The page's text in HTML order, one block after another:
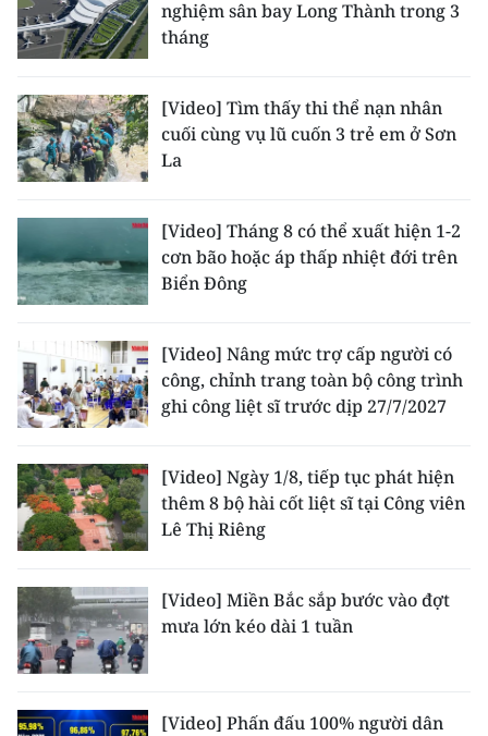
nghiệm sân bay Long Thành trong 3
tháng
[Video] Tìm thấy thi thể nạn nhân
cuối cùng vụ lũ cuốn 3 trẻ em ở Sơn
La
[Video] Tháng 8 có thể xuất hiện 1-2
cơn bão hoặc áp thấp nhiệt đới trên
Biển Đông
[Video] Nâng mức trợ cấp người có
công, chỉnh trang toàn bộ công trình
ghi công liệt sĩ trước dịp 27/7/2027
[Video] Ngày 1/8, tiếp tục phát hiện
thêm 8 bộ hài cốt liệt sĩ tại Công viên
Lê Thị Riêng
[Video] Miền Bắc sắp bước vào đợt
mưa lớn kéo dài 1 tuần
[Video] Phấn đấu 100% người dân